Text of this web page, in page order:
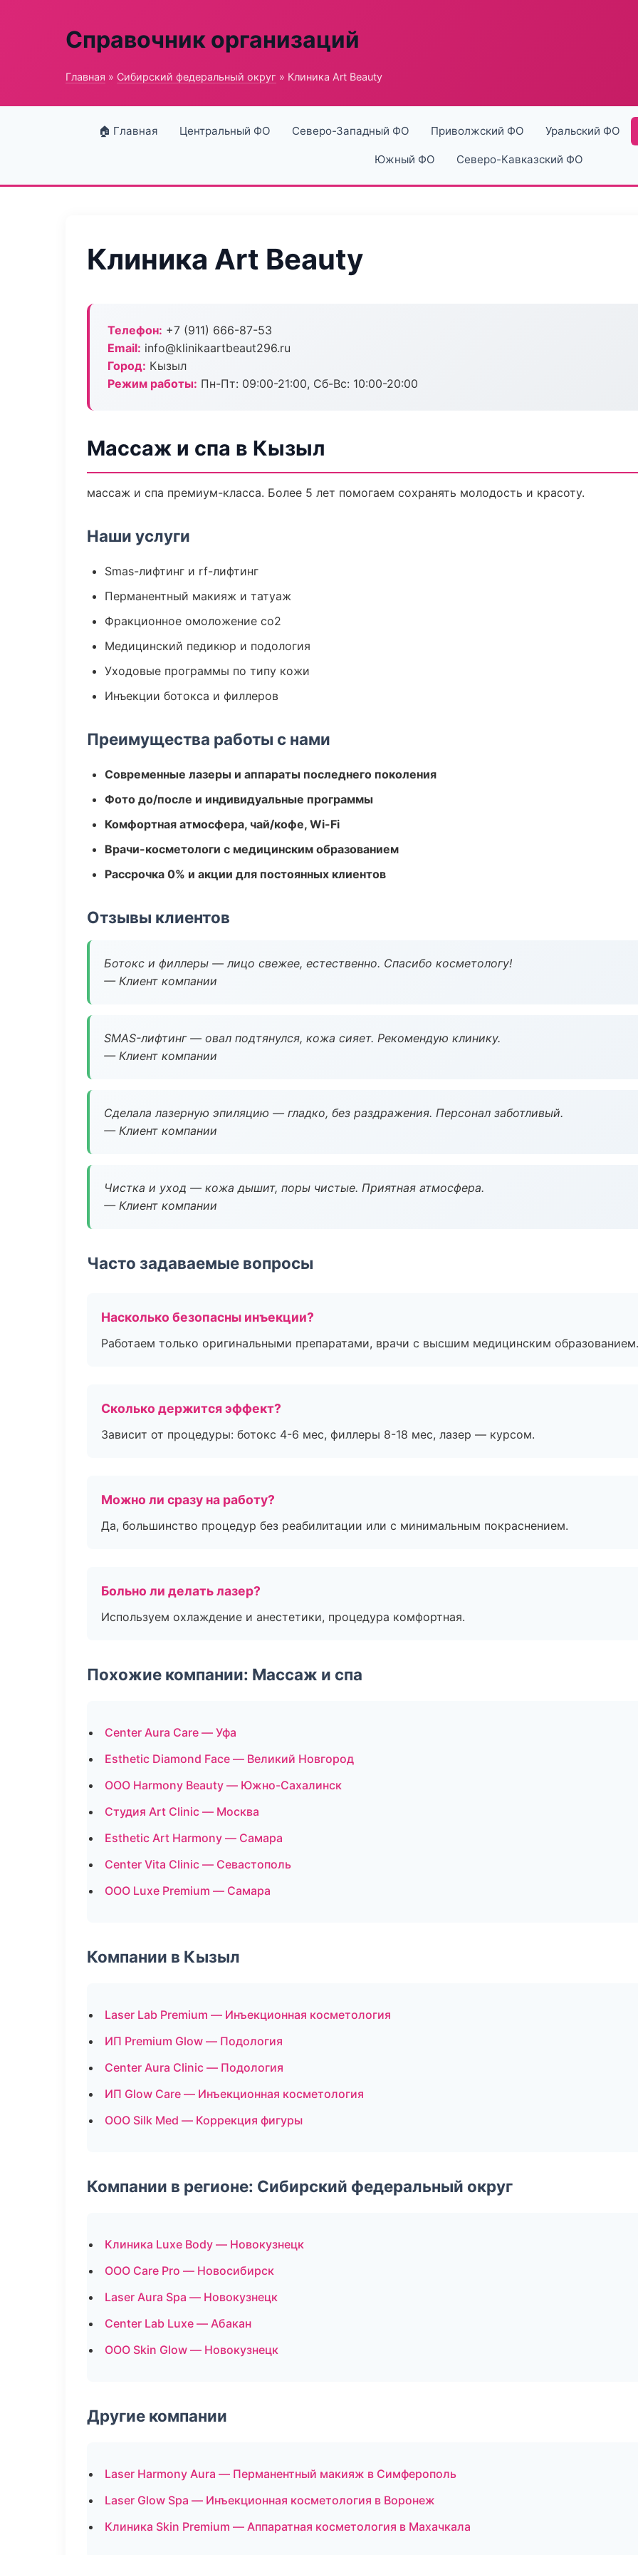
Справочник организаций
Главная » Сибирский федеральный округ » Клиника Art Beauty
🏠 Главная Центральный ФО Северо-Западный ФО Приволжский ФО Уральский ФО
Южный ФО Северо-Кавказский ФО
Клиника Art Beauty
Телефон: +7 (911) 666-87-53
Email: info@klinikaartbeaut296.ru
Город: Кызыл
Режим работы: Пн-Пт: 09:00-21:00, Сб-Вс: 10:00-20:00
Массаж и спа в Кызыл
массаж и спа премиум-класса. Более 5 лет помогаем сохранять молодость и красоту.
Наши услуги
Smas-лифтинг и rf-лифтинг
Перманентный макияж и татуаж
Фракционное омоложение co2
Медицинский педикюр и подология
Уходовые программы по типу кожи
Инъекции ботокса и филлеров
Преимущества работы с нами
Современные лазеры и аппараты последнего поколения
Фото до/после и индивидуальные программы
Комфортная атмосфера, чай/кофе, Wi-Fi
Врачи-косметологи с медицинским образованием
Рассрочка 0% и акции для постоянных клиентов
Отзывы клиентов
Ботокс и филлеры — лицо свежее, естественно. Спасибо косметологу!
— Клиент компании
SMAS-лифтинг — овал подтянулся, кожа сияет. Рекомендую клинику.
— Клиент компании
Сделала лазерную эпиляцию — гладко, без раздражения. Персонал заботливый.
— Клиент компании
Чистка и уход — кожа дышит, поры чистые. Приятная атмосфера.
— Клиент компании
Часто задаваемые вопросы
Насколько безопасны инъекции?
Работаем только оригинальными препаратами, врачи с высшим медицинским образованием.
Сколько держится эффект?
Зависит от процедуры: ботокс 4-6 мес, филлеры 8-18 мес, лазер — курсом.
Можно ли сразу на работу?
Да, большинство процедур без реабилитации или с минимальным покраснением.
Больно ли делать лазер?
Используем охлаждение и анестетики, процедура комфортная.
Похожие компании: Массаж и спа
Center Aura Care — Уфа
Esthetic Diamond Face — Великий Новгород
ООО Harmony Beauty — Южно-Сахалинск
Студия Art Clinic — Москва
Esthetic Art Harmony — Самара
Center Vita Clinic — Севастополь
ООО Luxe Premium — Самара
Компании в Кызыл
Laser Lab Premium — Инъекционная косметология
ИП Premium Glow — Подология
Center Aura Clinic — Подология
ИП Glow Care — Инъекционная косметология
ООО Silk Med — Коррекция фигуры
Компании в регионе: Сибирский федеральный округ
Клиника Luxe Body — Новокузнецк
ООО Care Pro — Новосибирск
Laser Aura Spa — Новокузнецк
Center Lab Luxe — Абакан
ООО Skin Glow — Новокузнецк
Другие компании
Laser Harmony Aura — Перманентный макияж в Симферополь
Laser Glow Spa — Инъекционная косметология в Воронеж
Клиника Skin Premium — Аппаратная косметология в Махачкала